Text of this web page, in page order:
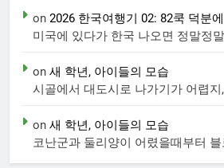
on 2026 한국여행기 02: 82쿡 덕분
미국에 있다가 한국 나오면 정말정
on 새 학년, 아이들의 모습
시골에서 대도시로 나가기가 어렵지
on 새 학년, 아이들의 모습
코난군과 둘리양이 어렸을때부터